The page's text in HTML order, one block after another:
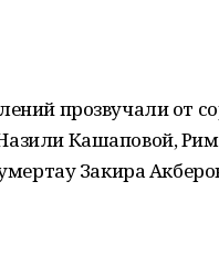
прозвучали от
Кашаповой,
Закира